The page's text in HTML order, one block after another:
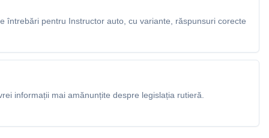
întrebări pentru Instructor auto, cu variante, răspunsuri corecte
informații mai amănunțite despre legislația rutieră.